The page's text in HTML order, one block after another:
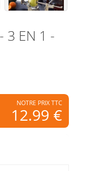
3 EN 1 -
NOTRE PRIX TTC
12.99 €